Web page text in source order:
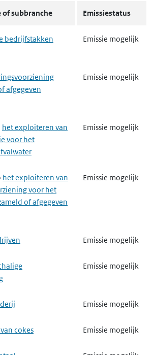
exploiteren van
magnesiumoxide
Emissie mogelijk
exploiteren van
van
Emissie mogelijk
exploiteren van
voor het maken
producten
Emissie mogelijk
voor het maken
voor het maken
of subbranche Emissiestatus
bedrijfstakken
Emissie mogelijk
afgegeven
Emissie mogelijk
het exploiteren van
voor het
Emissie mogelijk
het exploiteren van
voor het
of afgegeven
Emissie mogelijk
Emissie mogelijk
Emissie mogelijk
Emissie mogelijk
cokes Emissie mogelijk
Emissie mogelijk